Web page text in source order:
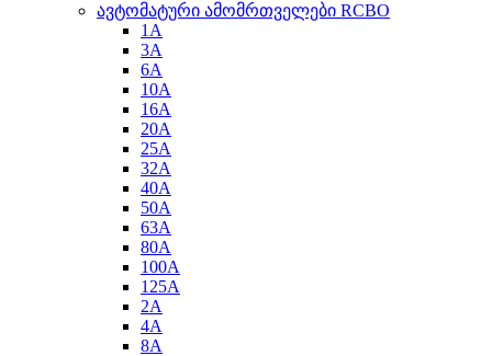
ავტომატური ამომრთველები RCBO
1A
3A
6A
10A
16A
20A
25A
32A
40A
50A
63A
80A
100A
125A
2A
4A
8A